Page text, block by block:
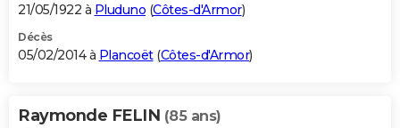
21/05/1922 à Pluduno (Côtes-d'Armor)
Décès
05/02/2014 à Plancoët(Côtes-d'Armor)
Raymonde FELIN (85 ans)